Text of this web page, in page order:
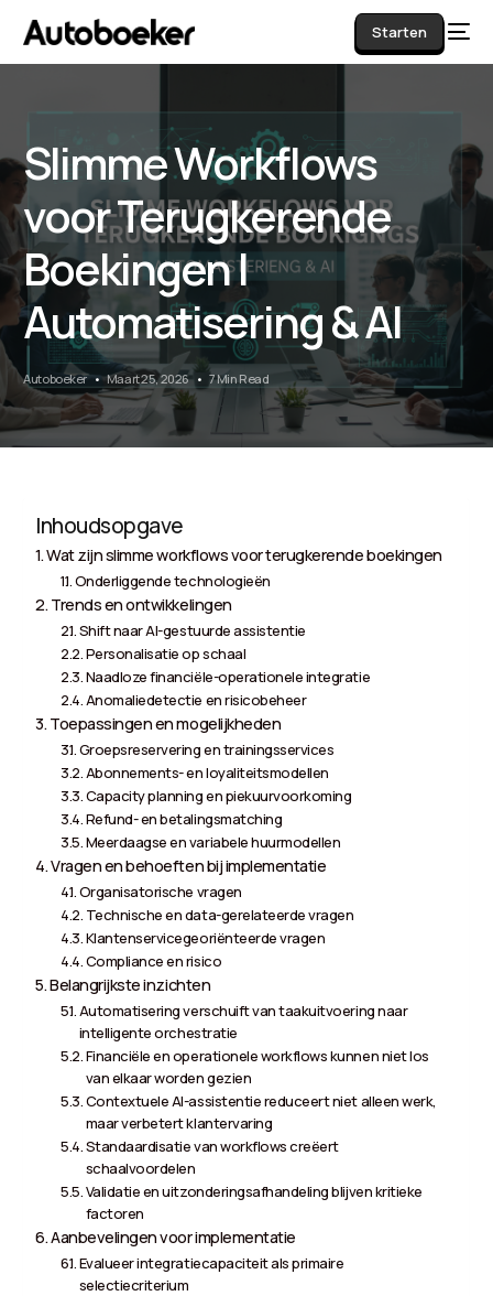
Starten
Slimme Workflows
voor Terugkerende
Boekingen |
Automatisering & AI
Autoboeker Maart 25, 2026 7 Min Read
Inhoudsopgave
Wat zijn slimme workflows voor terugkerende boekingen
Onderliggende technologieën
Trends en ontwikkelingen
Shift naar AI-gestuurde assistentie
Personalisatie op schaal
Naadloze financiële-operationele integratie
Anomaliedetectie en risicobeheer
Toepassingen en mogelijkheden
Groepsreservering en trainingsservices
Abonnements- en loyaliteitsmodellen
Capacity planning en piekuurvoorkoming
Refund- en betalingsmatching
Meerdaagse en variabele huurmodellen
Vragen en behoeften bij implementatie
Organisatorische vragen
Technische en data-gerelateerde vragen
Klantenservicegeoriënteerde vragen
Compliance en risico
Belangrijkste inzichten
Automatisering verschuift van taakuitvoering naar
intelligente orchestratie
Financiële en operationele workflows kunnen niet los
van elkaar worden gezien
Contextuele AI-assistentie reduceert niet alleen werk,
maar verbetert klantervaring
Standaardisatie van workflows creëert
schaalvoordelen
Validatie en uitzonderingsafhandeling blijven kritieke
factoren
Aanbevelingen voor implementatie
Evalueer integratiecapaciteit als primaire
selectiecriterium